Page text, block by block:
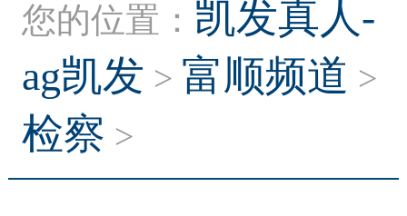
您的位置： 凯发真人-
ag凯发 > 富顺频道 >
检察 >